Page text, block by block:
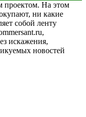
проектом. На этом
ни какие
собой ленту
искажения,
новостей